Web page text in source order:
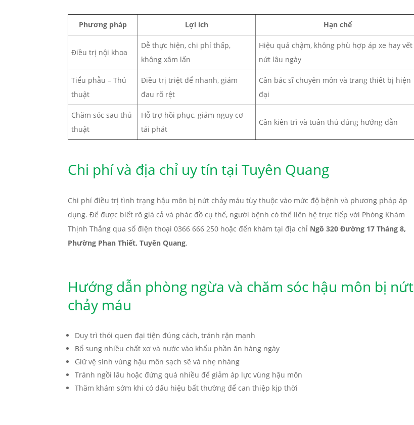
Phương pháp Lợi ích Hạn chế
Điều trị nội khoa
Dễ thực hiện, chi phí thấp,
không xâm lấn
Hiệu quả chậm, không phù hợp áp xe hay vết
nứt lâu ngày
Tiểu phẫu – Thủ
thuật
Điều trị triệt để nhanh, giảm
đau rõ rệt
Cần bác sĩ chuyên môn và trang thiết bị hiện
đại
Chăm sóc sau thủ
thuật
Hỗ trợ hồi phục, giảm nguy cơ
tái phát
Cần kiên trì và tuân thủ đúng hướng dẫn
Chi phí và địa chỉ uy tín tại Tuyên Quang
Chi phí điều trị tình trạng hậu môn bị nứt chảy máu tùy thuộc vào mức độ bệnh và phương pháp áp
dụng. Để được biết rõ giá cả và phác đồ cụ thể, người bệnh có thể liên hệ trực tiếp với Phòng Khám
Thịnh Thắng qua số điện thoại 0366 666 250 hoặc đến khám tại địa chỉ Ngõ 320 Đường 17 Tháng 8,
Phường Phan Thiết, Tuyên Quang.
Hướng dẫn phòng ngừa và chăm sóc hậu môn bị nứt
chảy máu
Duy trì thói quen đại tiện đúng cách, tránh rặn mạnh
Bổ sung nhiều chất xơ và nước vào khẩu phần ăn hàng ngày
Giữ vệ sinh vùng hậu môn sạch sẽ và nhẹ nhàng
Tránh ngồi lâu hoặc đứng quá nhiều để giảm áp lực vùng hậu môn
Thăm khám sớm khi có dấu hiệu bất thường để can thiệp kịp thời